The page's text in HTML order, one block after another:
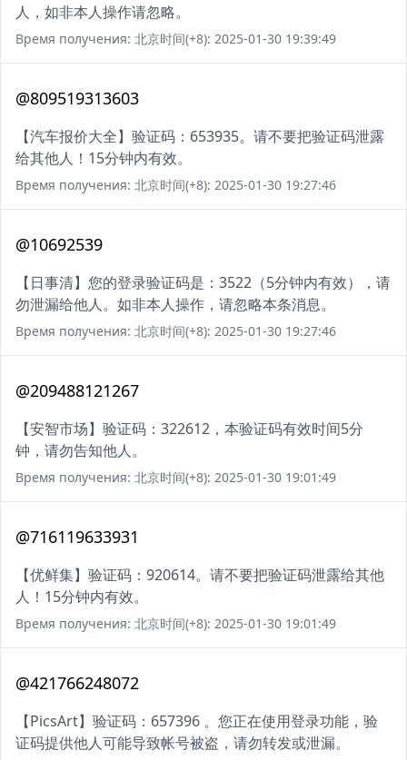
人，如非本人操作请忽略。
Время получения: 北京时间(+8): 2025-01-30 19:39:49
@809519313603
【汽车报价大全】验证码：653935。请不要把验证码泄露
给其他人！15分钟内有效。
Время получения: 北京时间(+8): 2025-01-30 19:27:46
@10692539
【日事清】您的登录验证码是：3522（5分钟内有效），请
勿泄漏给他人。如非本人操作，请忽略本条消息。
Время получения: 北京时间(+8): 2025-01-30 19:27:46
@209488121267
【安智市场】验证码：322612，本验证码有效时间5分
钟，请勿告知他人。
Время получения: 北京时间(+8): 2025-01-30 19:01:49
@716119633931
【优鲜集】验证码：920614。请不要把验证码泄露给其他
人！15分钟内有效。
Время получения: 北京时间(+8): 2025-01-30 19:01:49
@421766248072
【PicsArt】验证码：657396 。您正在使用登录功能，验
证码提供他人可能导致帐号被盗，请勿转发或泄漏。